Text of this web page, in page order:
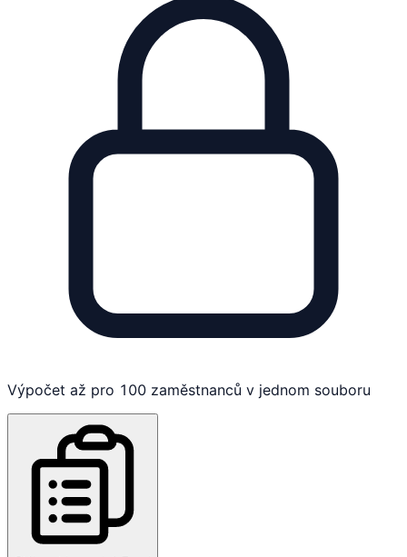
Výpočet až pro 100 zaměstnanců v jednom souboru